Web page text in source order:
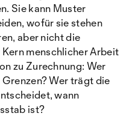
Sie kann Muster
wofür sie stehen
aber nicht die
menschlicher Arbeit
zu Zurechnung: Wer
Wer trägt die
wann
ist?